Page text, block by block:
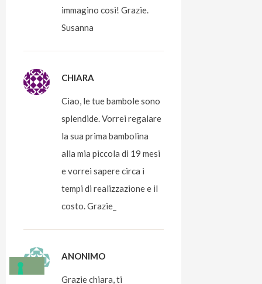
immagino così! Grazie.
Susanna
CHIARA
Ciao, le tue bambole sono
splendide. Vorrei regalare
la sua prima bambolina
alla mia piccola di 19 mesi
e vorrei sapere circa i
tempi di realizzazione e il
costo. Grazie_
ANONIMO
Grazie chiara, ti